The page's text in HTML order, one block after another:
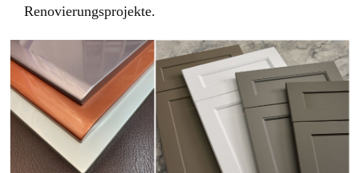
Renovierungsprojekte.